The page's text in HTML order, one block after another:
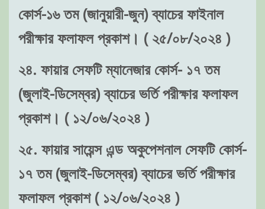
কোর্স-১৬ তম (জানুয়ারী-জুন) ব্যাচের ফাইনাল
পরীক্ষার ফলাফল প্রকাশ। ( ২৫/০৮/২০২৪ )
২৪. ফায়ার সেফটি ম্যানেজার কোর্স- ১৭ তম
(জুলাই-ডিসেম্বর) ব্যাচের ভর্তি পরীক্ষার ফলাফল
প্রকাশ। ( ১২/০৬/২০২৪ )
২৫. ফায়ার সায়েন্স এন্ড অকুপেশনাল সেফটি কোর্স-
১৭ তম (জুলাই-ডিসেম্বর) ব্যাচের ভর্তি পরীক্ষার
ফলাফল প্রকাশ ( ১২/০৬/২০২৪ )